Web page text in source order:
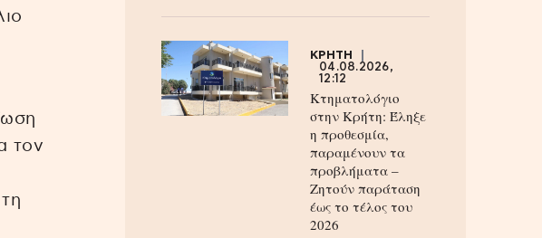
τον
ΚΡΗΤΗ
04.08.2026,
12:12
Κτηματολόγιο
στην Κρήτη: Έληξε
η προθεσμία,
παραμένουν τα
προβλήματα –
Ζητούν παράταση
έως το τέλος του
2026